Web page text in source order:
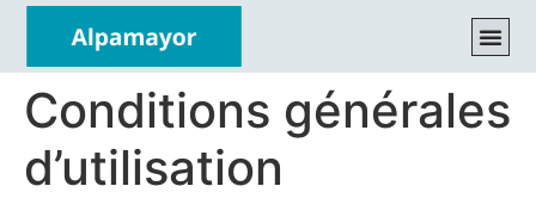
Conditions générales
d’utilisation